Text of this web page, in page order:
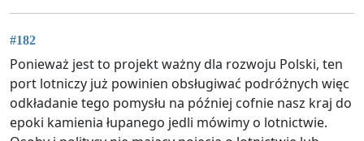
#182
Ponieważ jest to projekt ważny dla rozwoju Polski, ten
port lotniczy już powinien obsługiwać podróżnych więc
odkładanie tego pomysłu na później cofnie nasz kraj do
epoki kamienia łupanego jedli mówimy o lotnictwie.